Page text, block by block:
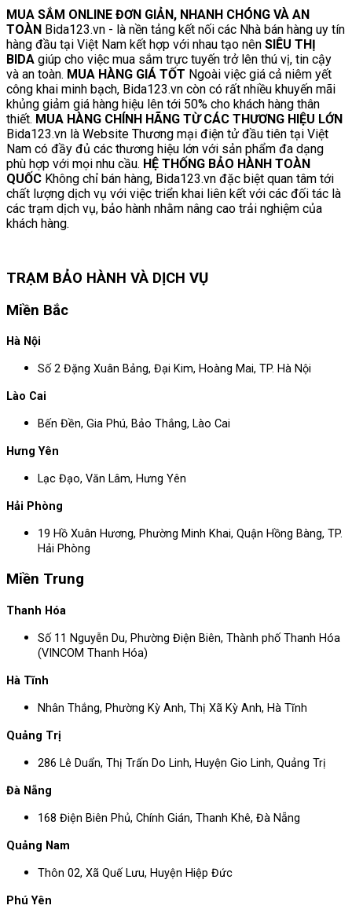
MUA SẮM ONLINE ĐƠN GIẢN, NHANH CHÓNG VÀ AN
TOÀN Bida123.vn - là nền tảng kết nối các Nhà bán hàng uy tín
hàng đầu tại Việt Nam kết hợp với nhau tạo nên SIÊU THỊ
BIDA giúp cho việc mua sắm trực tuyến trở lên thú vị, tin cậy
và an toàn. MUA HÀNG GIÁ TỐT Ngoài việc giá cả niêm yết
công khai minh bạch, Bida123.vn còn có rất nhiều khuyến mãi
khủng giảm giá hàng hiệu lên tới 50% cho khách hàng thân
thiết. MUA HÀNG CHÍNH HÃNG TỪ CÁC THƯƠNG HIỆU LỚN
Bida123.vn là Website Thương mại điện tử đầu tiên tại Việt
Nam có đầy đủ các thương hiệu lớn với sản phẩm đa dạng
phù hợp với mọi nhu cầu. HỆ THỐNG BẢO HÀNH TOÀN
QUỐC Không chỉ bán hàng, Bida123.vn đặc biệt quan tâm tới
chất lượng dịch vụ với việc triển khai liên kết với các đối tác là
các trạm dịch vụ, bảo hành nhằm nâng cao trải nghiệm của
khách hàng.
TRẠM BẢO HÀNH VÀ DỊCH VỤ
Miền Bắc
Hà Nội
Số 2 Đặng Xuân Bảng, Đại Kim, Hoàng Mai, TP. Hà Nội
Lào Cai
Bến Đền, Gia Phú, Bảo Thắng, Lào Cai
Hưng Yên
Lạc Đạo, Văn Lâm, Hưng Yên
Hải Phòng
19 Hồ Xuân Hương, Phường Minh Khai, Quận Hồng Bàng, TP.
Hải Phòng
Miền Trung
Thanh Hóa
Số 11 Nguyễn Du, Phường Điện Biên, Thành phố Thanh Hóa
(VINCOM Thanh Hóa)
Hà Tĩnh
Nhân Thắng, Phường Kỳ Anh, Thị Xã Kỳ Anh, Hà Tĩnh
Quảng Trị
286 Lê Duẩn, Thị Trấn Do Linh, Huyện Gio Linh, Quảng Trị
Đà Nẵng
168 Điện Biên Phủ, Chính Gián, Thanh Khê, Đà Nẵng
Quảng Nam
Thôn 02, Xã Quế Lưu, Huyện Hiệp Đức
Phú Yên